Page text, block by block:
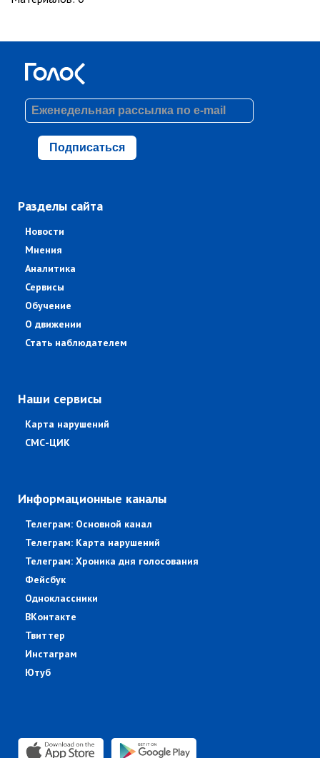
Подписаться
Разделы сайта
Новости
Мнения
Аналитика
Сервисы
Обучение
О движении
Стать наблюдателем
Наши сервисы
Карта нарушений
СМС-ЦИК
Информационные каналы
Телеграм: Основной канал
Телеграм: Карта нарушений
Телеграм: Хроника дня голосования
Фейсбук
Одноклассники
ВКонтакте
Твиттер
Инстаграм
Ютуб